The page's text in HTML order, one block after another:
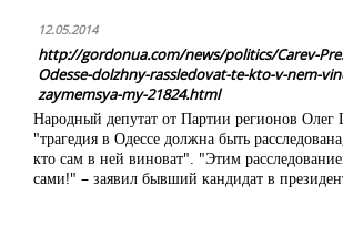
12.05.2014
http://gordonua.com/news/politics/Carev-
Odesse-dolzhny-rassledovat-te-kto-v-nem-
zaymemsya-my-21824.html
Народный депутат от Партии регионов Олег
"трагедия в Одессе должна быть
кто сам в ней виноват". "Этим
сами!" – заявил бывший кандидат в